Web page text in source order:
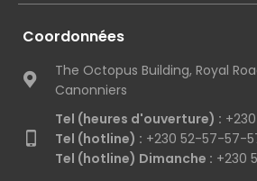
Coordonnées
The Octopus Building, Royal
Canonniers
Tel (heures d'ouverture) :
Tel (hotline) : +230 52-57-57-
Tel (hotline) Dimanche : +230